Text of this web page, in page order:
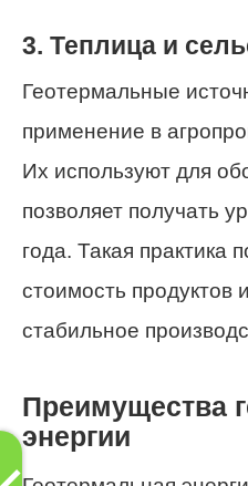
3. Теплица и
Геотермальные
применение в
Их используют для
позволяет получать
года. Такая практика
стоимость продуктов
стабильное
Преимущества
энергии